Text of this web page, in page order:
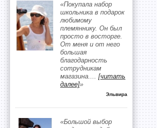
«Покупала набор
школьника в подарок
любимому
племяннику. Он был
просто в восторге.
От меня и от него
большая
благодарность
сотрудникам
магазина.... [читать
далее]»
Эльвира
«Большой выбор